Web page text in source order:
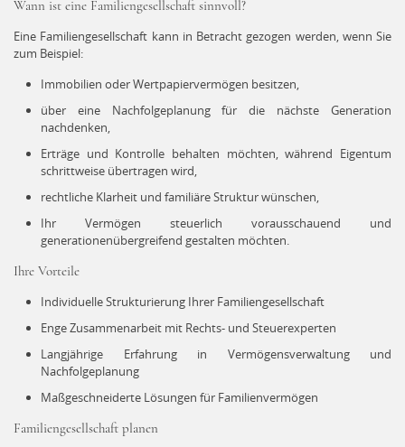
Wann ist eine Familiengesellschaft sinnvoll?
Eine Familiengesellschaft kann in Betracht gezogen werden, wenn Sie
zum Beispiel:
Immobilien oder Wertpapiervermögen besitzen,
über eine Nachfolgeplanung für die nächste Generation
nachdenken,
Erträge und Kontrolle behalten möchten, während Eigentum
schrittweise übertragen wird,
rechtliche Klarheit und familiäre Struktur wünschen,
Ihr Vermögen steuerlich vorausschauend und
generationenübergreifend gestalten möchten.
Ihre Vorteile
Individuelle Strukturierung Ihrer Familiengesellschaft
Enge Zusammenarbeit mit Rechts- und Steuerexperten
Langjährige Erfahrung in Vermögensverwaltung und
Nachfolgeplanung
Maßgeschneiderte Lösungen für Familienvermögen
Familiengesellschaft planen